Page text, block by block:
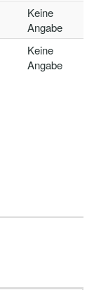
Keine
Angabe
Keine
Angabe